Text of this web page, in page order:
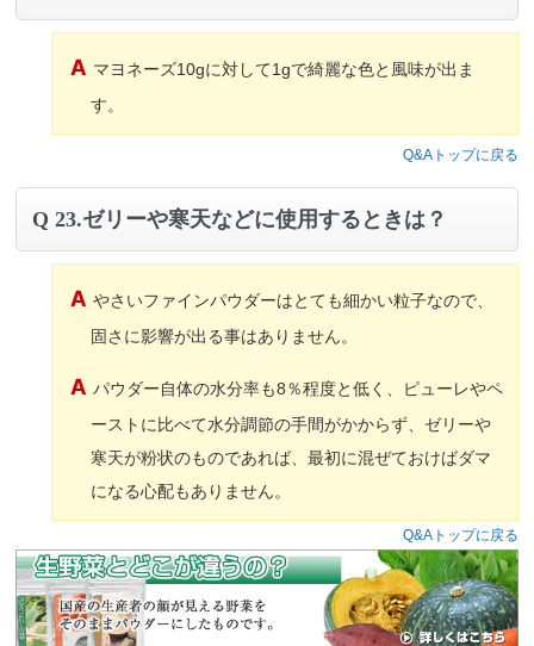
マヨネーズ10gに対して1gで綺麗な色と風味が出ま
す。
Q&Aトップに戻る
23.ゼリーや寒天などに使用するときは？
やさいファインパウダーはとても細かい粒子なので、
固さに影響が出る事はありません。
パウダー自体の水分率も8％程度と低く、ピューレやペ
ーストに比べて水分調節の手間がかからず、ゼリーや
寒天が粉状のものであれば、最初に混ぜておけばダマ
になる心配もありません。
Q&Aトップに戻る